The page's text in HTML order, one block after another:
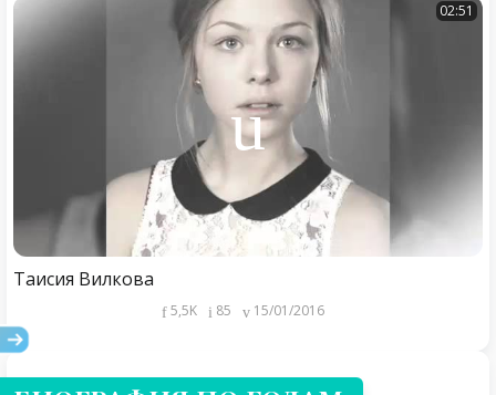
02:51
Таисия Вилкова
5,5K 85 15/01/2016